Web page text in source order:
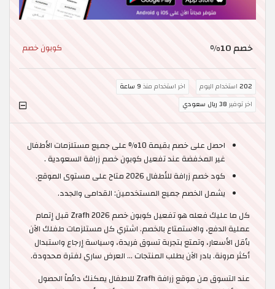
خصم 10% كوبون خصم
202 استخدام اليوم اخر استخدام منذ 9 ساعة
اخر توفير 38 ريال سعودي
احصل على خصم بقيمة 10% على جميع مستلزمات الأطفال
غير المخفضة عند تفعيل كوبون خصم زرافة السعودية .
كود خصم زرافة للأطفال 2026 متاح على مستوى الموقع.
يشمل الخصم جميع المستخدمين: القدامى والجدد.
كل ما عليك فعله هو تفعيل كوبون خصم Zrafh 2026 قبل إتمام
عملية الدفع، والاستمتاع بالخصم. اشتري كل مستلزمات طفلك الآن
بأقل الأسعار، وتمتع بتجربة تسوق فريدة، وسياسة إرجاع واستبدال
أكثر مرونة. بادر الآن بطلب المنتجات … العرض ساري لفترة محدودة.
عند التسوق من موقع زرافة Zrafh للاطفال يمكنك دائماً الحصول